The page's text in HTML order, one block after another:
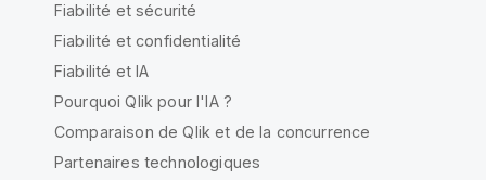
Fiabilité et sécurité
Fiabilité et confidentialité
Fiabilité et IA
Pourquoi Qlik pour l'IA ?
Comparaison de Qlik et de la concurrence
Partenaires technologiques